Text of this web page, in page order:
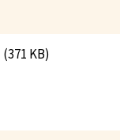
(371 KB)